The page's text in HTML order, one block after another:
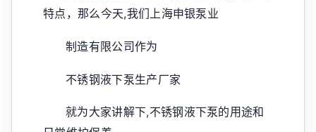
特点，那么今天,我们上海申银泵业
制造有限公司作为
不锈钢液下泵生产厂家
就为大家讲解下,不锈钢液下泵的用途和